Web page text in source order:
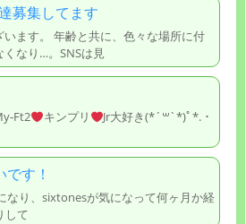
募集してます
ます。 年齢と共に、色々な場所に付
くなり…。SNSは見
キンプリ
Jr大好き(*´꒳`*)ﾟ*.・
す！
なり、sixtonesが気になって何ヶ月か経
して